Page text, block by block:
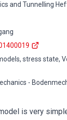
and Tunnelling
stress state,
-
is very